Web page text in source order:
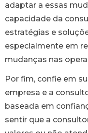
adaptar a essas
capacidade da
estratégias e
especialmente em
mudanças nas
Por fim, confie em
empresa e a
baseada em
sentir que a